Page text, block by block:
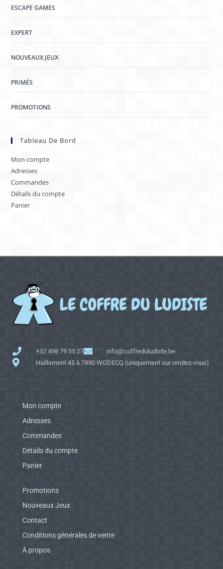
ESCAPE GAMES
EXPERT
NOUVEAUX JEUX
PRIMÉS
PROMOTIONS
Tableau De Bord
Mon compte
Adresses
Commandes
Détails du compte
Panier
+32 498 79 55 27
info@coffreduludiste.be
Haillemont 45 à 7890 WODECQ (uniquement sur rendez-vous)
Mon compte
Adresses
Commandes
Détails du compte
Panier
Promotions
Nouveaux Jeux
Contact
Conditions générales de vente
À propos